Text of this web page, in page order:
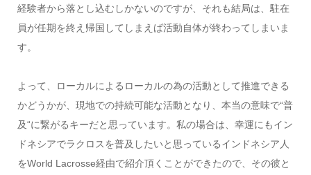
経験者から落とし込むしかないのですが、それも結局は、駐在
員が任期を終え帰国してしまえば活動自体が終わってしまいま
す。
よって、ローカルによるローカルの為の活動として推進できる
かどうかが、現地での持続可能な活動となり、本当の意味で“普
及“に繋がるキーだと思っています。私の場合は、幸運にもイン
ドネシアでラクロスを普及したいと思っているインドネシア人
をWorld Lacrosse経由で紹介頂くことができたので、その彼と